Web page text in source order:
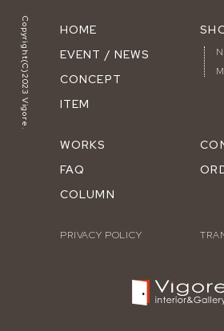
Copyright(C)2023 Vigore.
HOME
EVENT / NEWS
CONCEPT
ITEM
WORKS
FAQ
COLUMN
PRIVACY POLICY